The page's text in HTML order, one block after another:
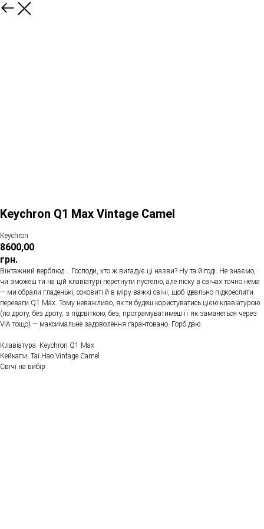
Keychron Q1 Max Vintage Camel
Keychron
8600,00
грн.
Вінтажний верблюд… Господи, хто ж вигадує ці назви? Ну та й годі. Не знаємо,
чи зможеш ти на цій клавіатурі перетнути пустелю, але піску в свічах точно нема
— ми обрали гладенькі, соковиті й в міру важкі свічі, щоб ідеально підкреслити
переваги Q1 Max. Тому неважливо, як ти будеш користуватись цією клавіатурою
(по дроту, без дроту, з підсвіткою, без, програмуватимеш її як заманеться через
VIA тощо) — максимальне задоволення гарантовано. Горб даю.
Клавіатура: Keychron Q1 Max
Кейкапи: Tai Hao Vintage Camel
Свічі на вибір